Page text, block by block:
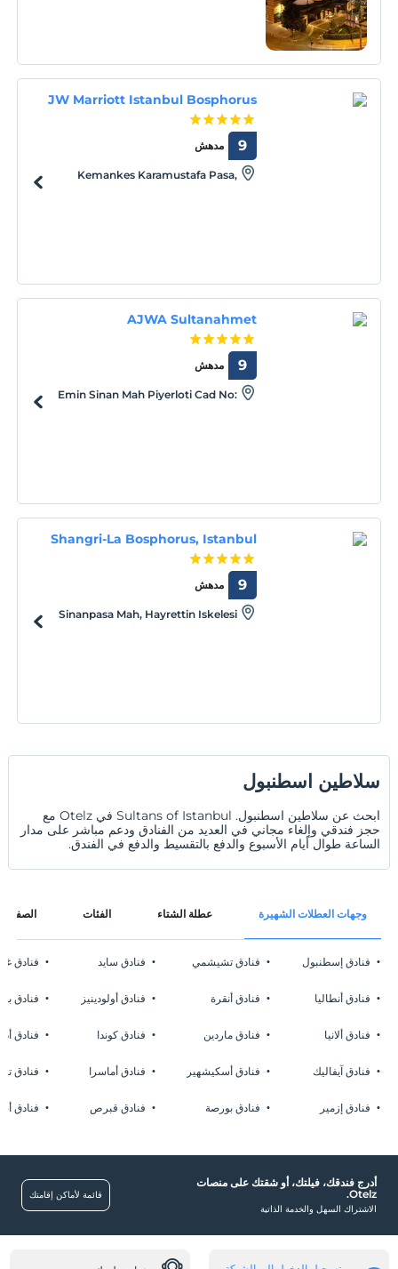
JW Marriott Istanbul Bosphorus
مدهش 9
Kemankes Karamustafa Pasa,
AJWA Sultanahmet
مدهش 9
Emin Sinan Mah Piyerloti Cad No:
Shangri-La Bosphorus, Istanbul
مدهش 9
Sinanpasa Mah, Hayrettin Iskelesi
سلاطين اسطنبول
ابحث عن سلاطين اسطنبول. Sultans of Istanbul في Otelz مع
حجز فندقي وإلغاء مجاني في العديد من الفنادق ودعم مباشر على مدار
الساعة طوال أيام الأسبوع والدفع بالتقسيط والدفع في الفندق.
وجهات العطلات الشهيرة عطلة الشتاء الفئات
فنادق إسطنبول
فنادق أنطاليا
فنادق ألانيا
فنادق آيفاليك
فنادق إزمير
فنادق تشيشمي
فنادق أنقرة
فنادق ماردين
فنادق أسكيشهير
فنادق بورصة
فنادق سايد
فنادق أولودينيز
فنادق كوندا
فنادق أماسرا
فنادق قبرص
فنادق
فنادق
فنادق
فنادق
فنادق
أدرج فندقك، فيلتك، أو شقتك على منصات
Otelz.
الاشتراك السهل والخدمة الذاتية
قائمة لأماكن إقامتك